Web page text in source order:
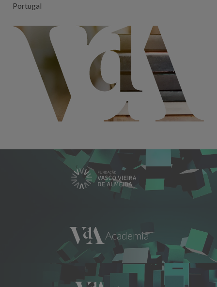
Portugal